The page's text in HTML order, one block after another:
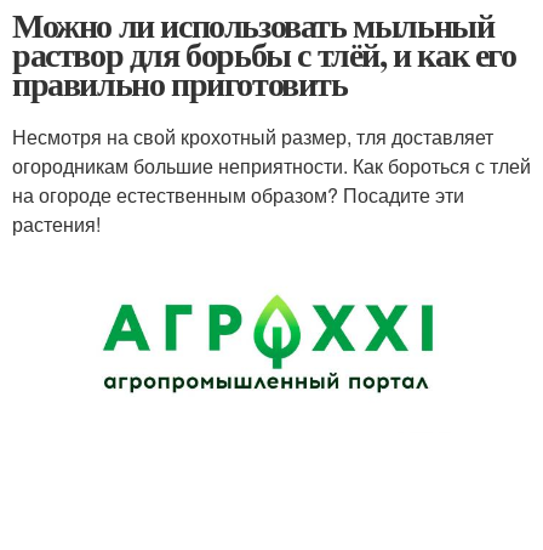
Можно ли использовать мыльный
раствор для борьбы с тлёй, и как его
правильно приготовить
Несмотря на свой крохотный размер, тля доставляет
огородникам большие неприятности. Как бороться с тлей
на огороде естественным образом? Посадите эти
растения!